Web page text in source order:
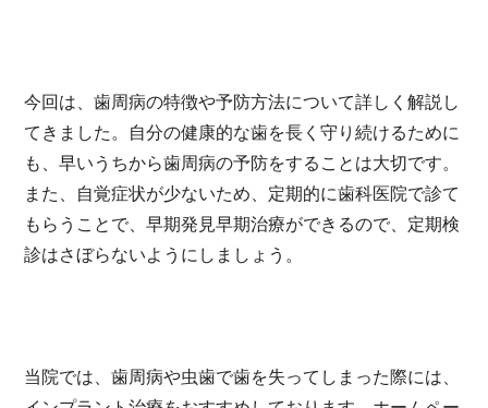
今回は、歯周病の特徴や予防方法について詳しく解説し
てきました。自分の健康的な歯を長く守り続けるために
も、早いうちから歯周病の予防をすることは大切です。
また、自覚症状が少ないため、定期的に歯科医院で診て
もらうことで、早期発見早期治療ができるので、定期検
診はさぼらないようにしましょう。
当院では、歯周病や虫歯で歯を失ってしまった際には、